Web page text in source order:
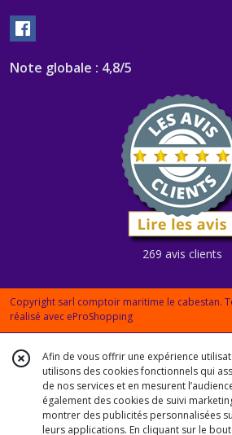
Note globale : 4,8/5
269 avis clients
Copyright sarl comptoir maritime le cabestan.
réalisé avec eProShopping
Afin de vous offrir une expérience
utilisons des cookies fonctionnels qui
de nos services et en mesurent
également des cookies de suivi
montrer des publicités personnalisées
leurs applications. En cliquant sur le